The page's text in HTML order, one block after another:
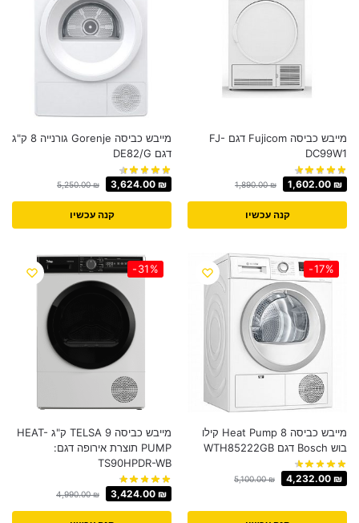
מייבש כביסה Fujicom דגם FJ-
DC99W1
1,890.00₪ 1,602.00 ₪
קנה עכשיו
מייבש כביסה Gorenje גורנייה 8 ק"ג
דגם DE82/G
5,250.00₪ 3,624.00 ₪
קנה עכשיו
-17%
מייבש כביסה Heat Pump 8 קילו
בוש Bosch דגם WTH85222GB
5,100.00₪ 4,232.00 ₪
-31%
מייבש כביסה TELSA 9 ק"ג HEAT-
PUMP תוצרת אירופה דגם:
TS90HPDR-WB
4,990.00₪ 3,424.00 ₪